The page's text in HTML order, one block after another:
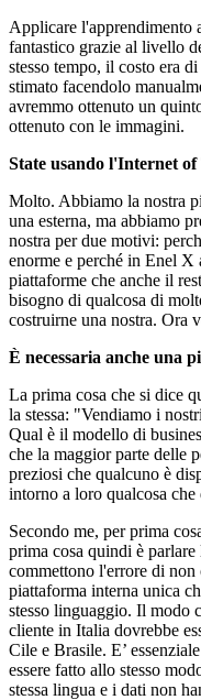
Applicare l'apprendimento
fantastico grazie al livello
stesso tempo, il costo era
stimato facendolo
avremmo ottenuto un
ottenuto con le immagini.
State usando l'Internet
Molto. Abbiamo la nostra
una esterna, ma abbiamo
nostra per due motivi:
enorme e perché in Enel X
piattaforme che anche il
bisogno di qualcosa di
costruirne una nostra. Ora
È necessaria anche una
La prima cosa che si dice
la stessa: "Vendiamo i
Qual è il modello di
che la maggior parte delle
preziosi che qualcuno è
intorno a loro qualcosa
Secondo me, per prima
prima cosa quindi è
commettono l'errore di non
piattaforma interna unica
stesso linguaggio. Il modo
cliente in Italia dovrebbe
Cile e Brasile. E’
essere fatto allo stesso
stessa lingua e i dati non